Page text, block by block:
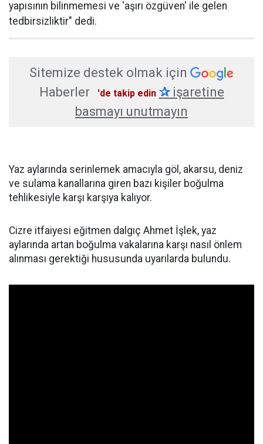
yapısının bilinmemesi ve 'aşırı özgüven' ile gelen
tedbirsizliktir" dedi.
Sitemize destek olmak için
Haberler
'de takip edin ✰işaretine
basmayı unutmayın
Yaz aylarında serinlemek amacıyla göl, akarsu, deniz
ve sulama kanallarına giren bazı kişiler boğulma
tehlikesiyle karşı karşıya kalıyor.
Cizre itfaiyesi eğitmen dalgıç Ahmet İşlek, yaz
aylarında artan boğulma vakalarına karşı nasıl önlem
alınması gerektiği hususunda uyarılarda bulundu.